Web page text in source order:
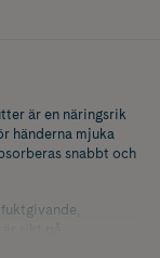
är en näringsrik
händerna mjuka
snabbt och